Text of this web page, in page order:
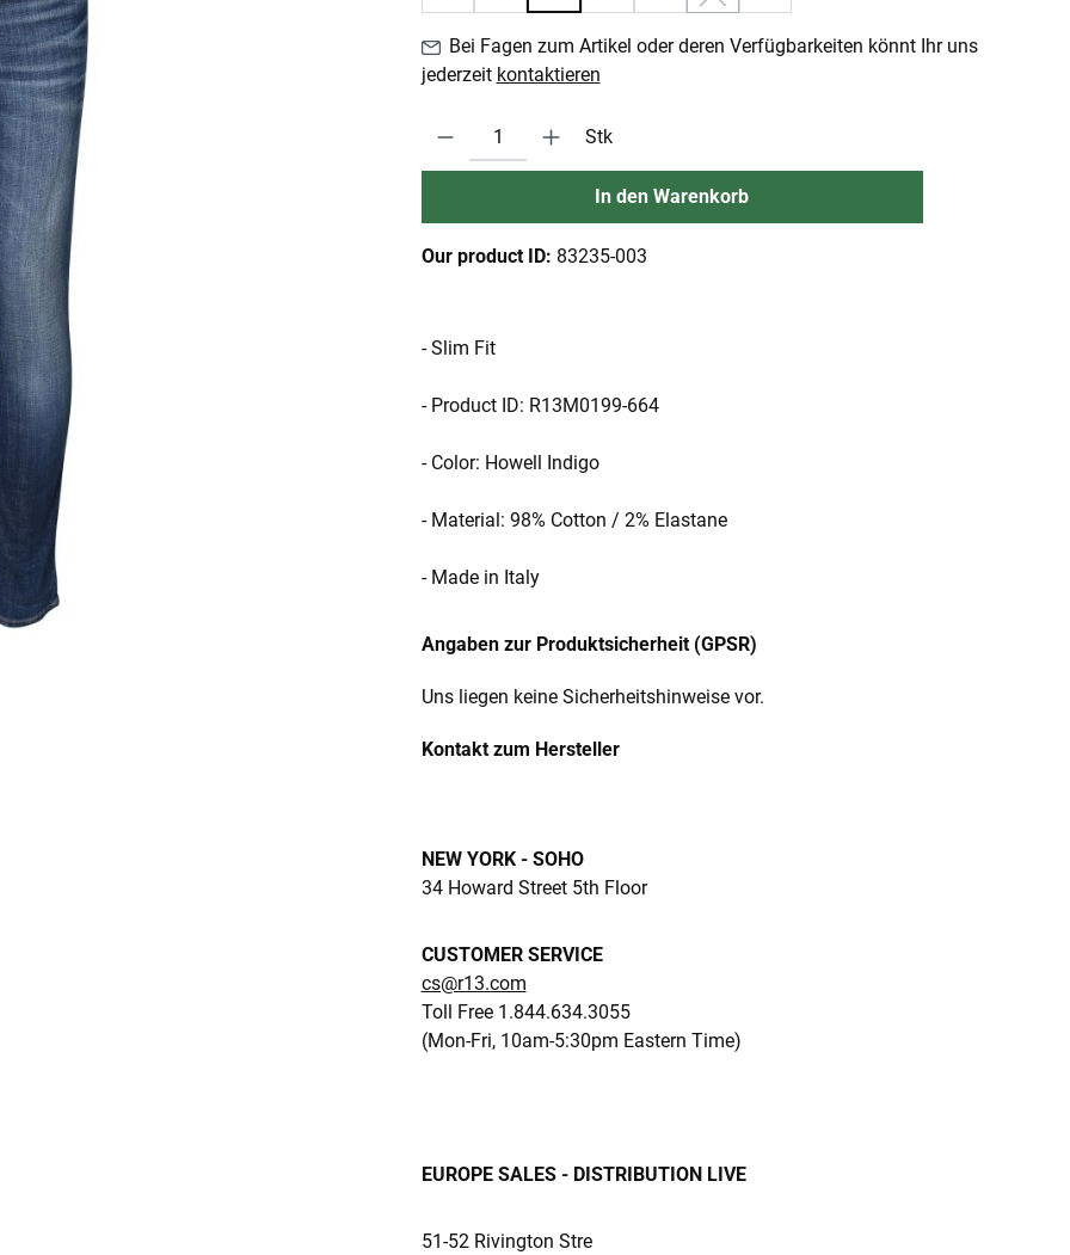
(Diese Option ist zurzeit nicht verfügbar.)
Bei Fagen zum Artikel oder deren Verfügbarkeiten könnt Ihr uns
jederzeit kontaktieren
Produkt Anzahl: Gib den gewünschten Wert ein oder benutze die Schaltflächen um die
Stk
In den Warenkorb
Our product ID: 83235-003
- Slim Fit
- Product ID: R13M0199-664
- Color: Howell Indigo
- Material: 98% Cotton / 2% Elastane
- Made in Italy
Angaben zur Produktsicherheit (GPSR)
Uns liegen keine Sicherheitshinweise vor.
Kontakt zum Hersteller
NEW YORK - SOHO
34 Howard Street 5th Floor
CUSTOMER SERVICE
cs@r13.com
Toll Free 1.844.634.3055
(Mon-Fri, 10am-5:30pm Eastern Time)
EUROPE SALES - DISTRIBUTION LIVE
51-52 Rivington Stre